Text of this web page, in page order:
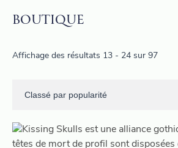
BOUTIQUE
Affichage des résultats 13 - 24 sur 97